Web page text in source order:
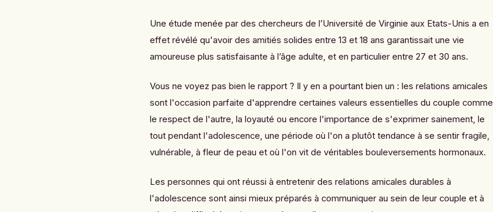
Une étude menée par des chercheurs de l’Université de Virginie aux Etats-Unis a en
effet révélé qu'avoir des amitiés solides entre 13 et 18 ans garantissait une vie
amoureuse plus satisfaisante à l’âge adulte, et en particulier entre 27 et 30 ans.
Vous ne voyez pas bien le rapport ? Il y en a pourtant bien un : les relations amicales
sont l'occasion parfaite d'apprendre certaines valeurs essentielles du couple comme
le respect de l'autre, la loyauté ou encore l'importance de s'exprimer sainement, le
tout pendant l'adolescence, une période où l'on a plutôt tendance à se sentir fragile,
vulnérable, à fleur de peau et où l'on vit de véritables bouleversements hormonaux.
Les personnes qui ont réussi à entretenir des relations amicales durables à
l'adolescence sont ainsi mieux préparés à communiquer au sein de leur couple et à